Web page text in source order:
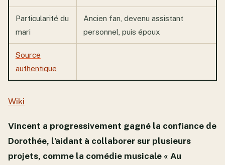
Particularité du
mari
Ancien fan, devenu assistant
personnel, puis époux
Source
authentique
Wiki
Vincent a progressivement gagné la confiance de
Dorothée, l’aidant à collaborer sur plusieurs
projets, comme la comédie musicale « Au